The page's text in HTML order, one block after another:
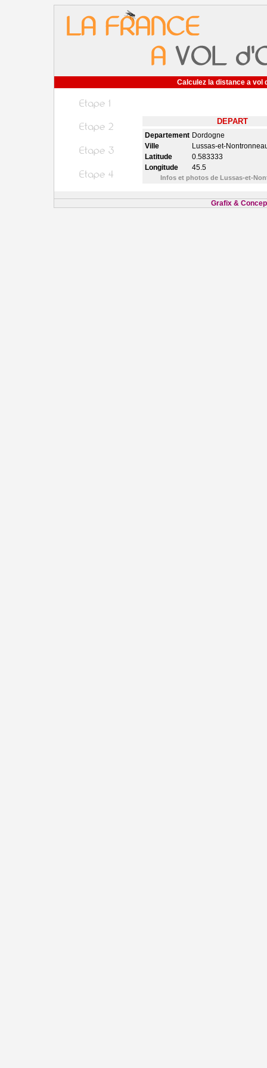
Calculez la distance a vol
DEPART
Departement Dordogne
Ville
Lussas-et-
Latitude
0.583333
Longitude
45.5
Infos et photos de Lussas-et-
Grafix &